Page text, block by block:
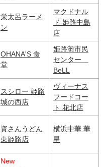
栄太呂ラーメ
ン
マクドナル
ド 姫路中島
店
OHANA'S 食
堂
姫路灘市民
センター
BeLL
スシロー 姫路
城の西店
ヴィーナス
フードコー
ト 花北店
資さんうどん
東姫路店
横浜中華 華
星
New